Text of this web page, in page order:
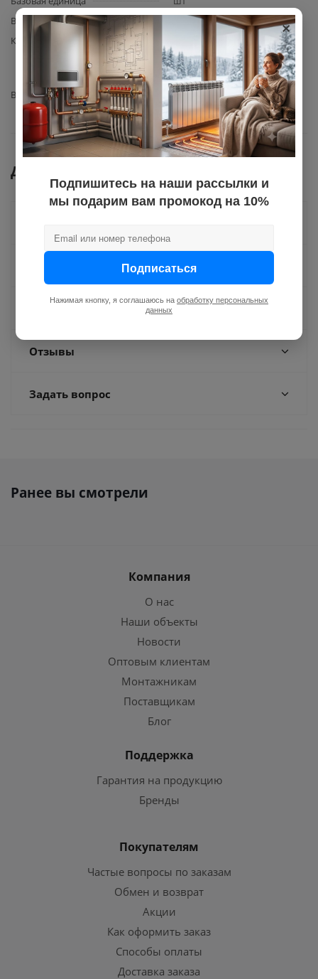
Вес с упаковкой
Комплектация
блок выхода воды в сборе
Ferroli (артикулы 398001050 /
902610750) – 1 шт.
Вид запчасти
гидроузел
Документы
Отзывы
Задать вопрос
Ранее вы смотрели
Компания
О нас
Наши объекты
Новости
Оптовым клиентам
Монтажникам
Поставщикам
Блог
Поддержка
Гарантия на продукцию
Бренды
Покупателям
Частые вопросы по заказам
Обмен и возврат
Акции
Как оформить заказ
Способы оплаты
Доставка заказа
×
Подпишитесь на наши рассылки и
мы подарим вам промокод на 10%
Подписаться
Нажимая кнопку, я соглашаюсь на обработку персональных
данных